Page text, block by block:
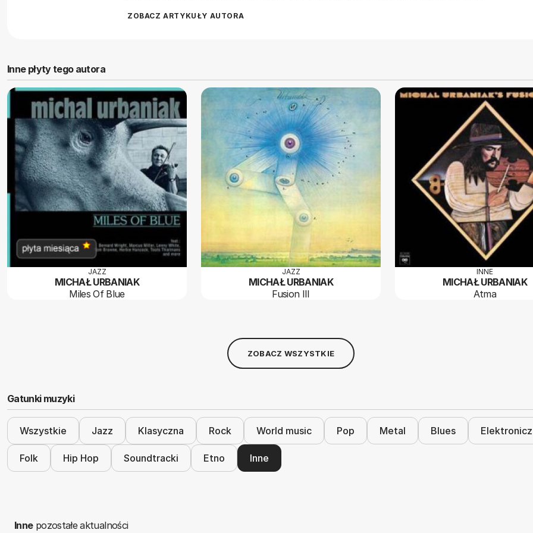
ZOBACZ ARTYKUŁY AUTORA
Inne płyty tego autora
JAZZ
MICHAŁ URBANIAK
Miles Of Blue
JAZZ
MICHAŁ URBANIAK
Fusion III
INNE
MICHAŁ URBANIAK
Atma
ZOBACZ WSZYSTKIE
Gatunki muzyki
Wszystkie Jazz Klasyczna Rock World music Pop Metal Blues
Folk Hip Hop Soundtracki Etno Inne
Innepozostałe aktualności